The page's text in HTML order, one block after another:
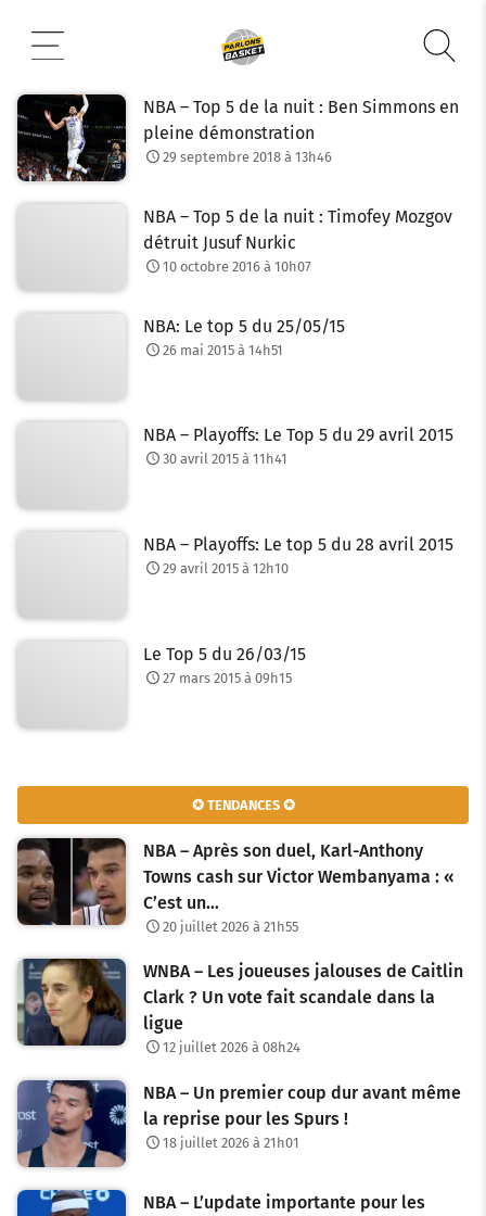
contenu
NBA – Top 5 de la nuit : Ben Simmons en
pleine démonstration
29 septembre 2018 à 13h46
NBA – Top 5 de la nuit : Timofey Mozgov
détruit Jusuf Nurkic
10 octobre 2016 à 10h07
NBA: Le top 5 du 25/05/15
26 mai 2015 à 14h51
NBA – Playoffs: Le Top 5 du 29 avril 2015
30 avril 2015 à 11h41
NBA – Playoffs: Le top 5 du 28 avril 2015
29 avril 2015 à 12h10
Le Top 5 du 26/03/15
27 mars 2015 à 09h15
✪ TENDANCES ✪
NBA – Après son duel, Karl-Anthony
Towns cash sur Victor Wembanyama : «
C’est un…
20 juillet 2026 à 21h55
WNBA – Les joueuses jalouses de Caitlin
Clark ? Un vote fait scandale dans la
ligue
12 juillet 2026 à 08h24
NBA – Un premier coup dur avant même
la reprise pour les Spurs !
18 juillet 2026 à 21h01
NBA – L’update importante pour les